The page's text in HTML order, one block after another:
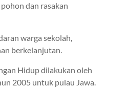
dan rasakan
warga sekolah,
berkelanjutan.
Hidup dilakukan oleh
2005 untuk pulau Jawa.